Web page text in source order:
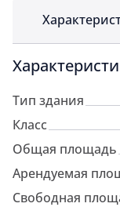
Тип здания
Класс
Общая площадь
Арендуемая
Свободная